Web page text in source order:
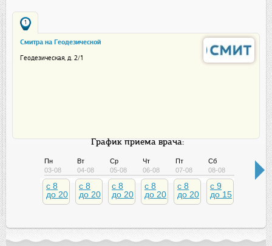
1
Смитра на Геодезической
Геодезическая, д. 2/1
График приема врача:
Пн
03-08
c 8
до 20
Вт
04-08
c 8
до 20
Ср
05-08
c 8
до 20
Чт
06-08
c 8
до 20
Пт
07-08
c 8
до 20
Сб
08-08
c 9
до 15